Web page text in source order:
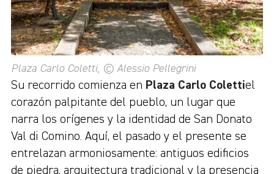
Plaza Carlo Coletti, © Alessio Pellegrini
Su recorrido comienza en Plaza Carlo Colettiel
corazón palpitante del pueblo, un lugar que
narra los orígenes y la identidad de San Donato
Val di Comino. Aquí, el pasado y el presente se
entrelazan armoniosamente: antiguos edificios
de piedra, arquitectura tradicional y la presencia